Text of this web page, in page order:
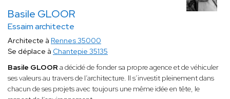
Basile GLOOR
Essaim architecte
Architecte à Rennes 35000
Se déplace à Chantepie 35135
Basile GLOOR a décidé de fonder sa propre agence et de véhiculer
ses valeurs au travers de l’architecture. Il s’investit pleinement dans
chacun de ses projets avec toujours une même idée en tête, le